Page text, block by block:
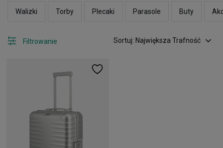
Walizki Torby Plecaki Parasole Buty
Sortuj: Największa Trafność
Filtrowanie